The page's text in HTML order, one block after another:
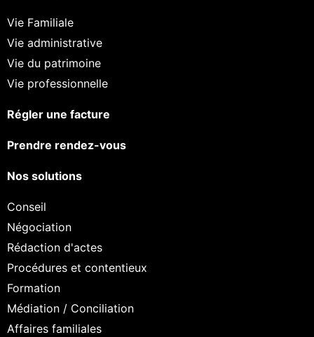
Vie Familiale
Vie administrative
Vie du patrimoine
Vie professionnelle
Régler une facture
Prendre rendez-vous
Nos solutions
Conseil
Négociation
Rédaction d'actes
Procédures et contentieux
Formation
Médiation / Conciliation
Affaires familiales